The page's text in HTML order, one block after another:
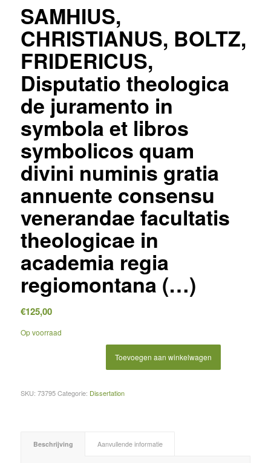
SAMHIUS,
CHRISTIANUS, BOLTZ,
FRIDERICUS,
Disputatio theologica
de juramento in
symbola et libros
symbolicos quam
divini numinis gratia
annuente consensu
venerandae facultatis
theologicae in
academia regia
regiomontana (…)
€125,00
Op voorraad
Toevoegen aan winkelwagen
SKU: 73795 Categorie: Dissertation
Beschrijving Aanvullende informatie